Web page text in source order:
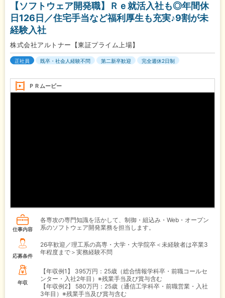
【ソフトウェア開発職】Ｒｅ就活入社も◎年間休
日126日／住宅手当など福利厚生も充実♪9割が未
経験入社
株式会社アルトナー【東証プライム上場】
正社員 既卒・社会人経験不問 第二新卒歓迎 完全週休2日制
ＰＲムービー
仕事内容
各専攻の専門知識を活かして、制御・組込み・Web・オープン
系のソフトウェア開発業務を担当します。
応募条件
26卒歓迎／理工系の高専・大学・大学院卒＜未経験者は卒業3
年程度まで＞実務経験不問
年収
【年収例1】
395万円：25歳（総合情報学科卒・前職コールセ
ンター・入社2年目）※残業手当及び賞与含む
【年収例2】
580万円：25歳（通信工学科卒・前職営業・入社
3年目）※残業手当及び賞与含む